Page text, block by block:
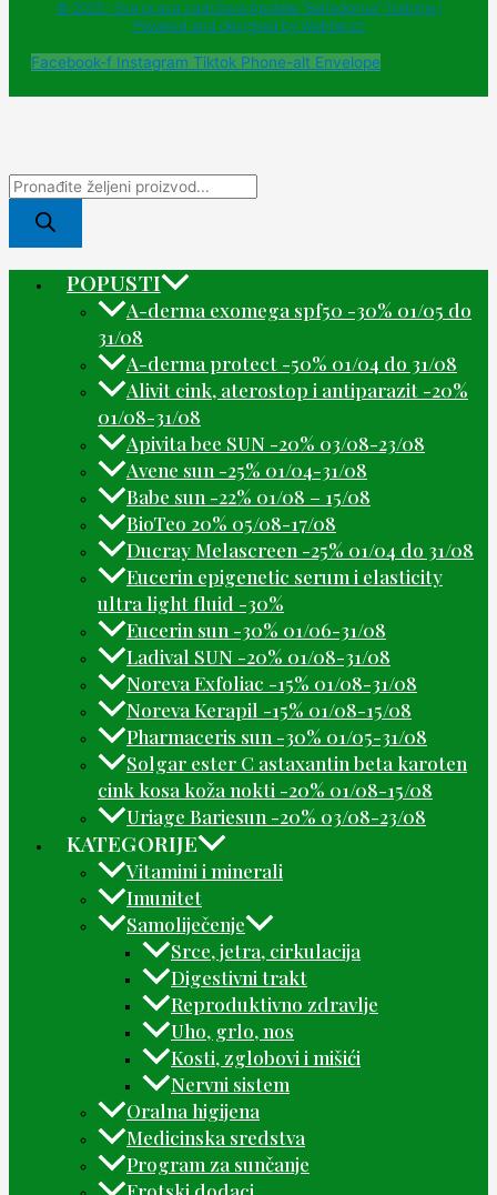
© 2025 - Sva prava zadržava Apoteke "Belladonna" Trebinje |
Powered and designed by Webherzz
Facebook-f Instagram Tiktok Phone-alt Envelope
POPUSTI
A-derma exomega spf50 -30% 01/05 do
31/08
A-derma protect -50% 01/04 do 31/08
Alivit cink, aterostop i antiparazit -20%
01/08-31/08
Apivita bee SUN -20% 03/08-23/08
Avene sun -25% 01/04-31/08
Babe sun -22% 01/08 – 15/08
BioTeo 20% 05/08-17/08
Ducray Melascreen -25% 01/04 do 31/08
Eucerin epigenetic serum i elasticity
ultra light fluid -30%
Eucerin sun -30% 01/06-31/08
Ladival SUN -20% 01/08-31/08
Noreva Exfoliac -15% 01/08-31/08
Noreva Kerapil -15% 01/08-15/08
Pharmaceris sun -30% 01/05-31/08
Solgar ester C astaxantin beta karoten
cink kosa koža nokti -20% 01/08-15/08
Uriage Bariesun -20% 03/08-23/08
KATEGORIJE
Vitamini i minerali
Imunitet
Samoliječenje
Srce, jetra, cirkulacija
Digestivni trakt
Reproduktivno zdravlje
Uho, grlo, nos
Kosti, zglobovi i mišići
Nervni sistem
Oralna higijena
Medicinska sredstva
Program za sunčanje